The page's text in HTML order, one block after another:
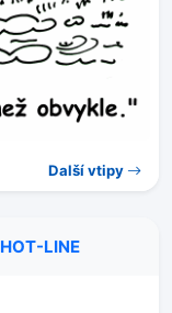
Další vtipy
HOT-LINE